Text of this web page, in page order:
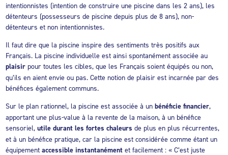
intentionnistes (intention de construire une piscine dans les 2 ans), les
détenteurs (possesseurs de piscine depuis plus de 8 ans), non-
détenteurs et non intentionnistes.
Il faut dire que la piscine inspire des sentiments très positifs aux
Français. La piscine individuelle est ainsi spontanément associée au
plaisir pour toutes les cibles, que les Français soient équipés ou non,
qu’ils en aient envie ou pas. Cette notion de plaisir est incarnée par des
bénéfices également communs.
Sur le plan rationnel, la piscine est associée à unbénéficie financier,
apportant une plus-value à la revente de la maison, à un bénéfice
sensoriel,utile durant les fortes chaleurs de plus en plus récurrentes,
et à un bénéfice pratique, car la piscine est considérée comme étant un
équipementaccessible instantanément et facilement : « C’est juste